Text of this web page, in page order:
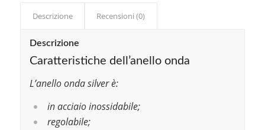
Descrizione Recensioni (0)
Descrizione
Caratteristiche dell’anello onda
L’anello onda silver è:
in acciaio inossidabile;
regolabile;